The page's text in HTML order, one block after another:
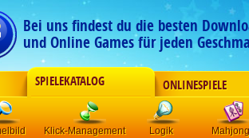
Bei uns findest du die besten
und Online Games für jeden
SPIELEKATALOG ONLINESPIELE
Klick-Management Logik Mahjong